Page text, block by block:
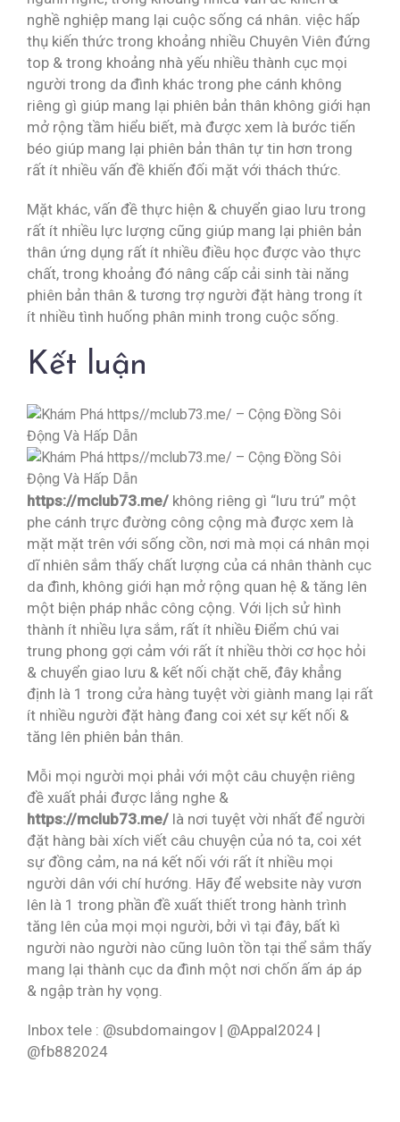
nghề nghiệp mang lại cuộc sống cá nhân. việc hấp
thụ kiến thức trong khoảng nhiều Chuyên Viên đứng
top & trong khoảng nhà yếu nhiều thành cục mọi
người trong da đình khác trong phe cánh không
riêng gì giúp mang lại phiên bản thân không giới hạn
mở rộng tầm hiểu biết, mà được xem là bước tiến
béo giúp mang lại phiên bản thân tự tin hơn trong
rất ít nhiều vấn đề khiến đối mặt với thách thức.
Mặt khác, vấn đề thực hiện & chuyển giao lưu trong
rất ít nhiều lực lượng cũng giúp mang lại phiên bản
thân ứng dụng rất ít nhiều điều học được vào thực
chất, trong khoảng đó nâng cấp cải sinh tài năng
phiên bản thân & tương trợ người đặt hàng trong ít
ít nhiều tình huống phân minh trong cuộc sống.
Kết luận
https://mclub73.me/ không riêng gì “lưu trú” một
phe cánh trực đường công cộng mà được xem là
mặt mặt trên với sống cồn, nơi mà mọi cá nhân mọi
dĩ nhiên sắm thấy chất lượng của cá nhân thành cục
da đình, không giới hạn mở rộng quan hệ & tăng lên
một biện pháp nhắc công cộng. Với lịch sử hình
thành ít nhiều lựa sắm, rất ít nhiều Điểm chú vai
trung phong gợi cảm với rất ít nhiều thời cơ học hỏi
& chuyển giao lưu & kết nối chặt chẽ, đây khẳng
định là 1 trong cửa hàng tuyệt vời giành mang lại rất
ít nhiều người đặt hàng đang coi xét sự kết nối &
tăng lên phiên bản thân.
Mỗi mọi người mọi phải với một câu chuyện riêng
đề xuất phải được lắng nghe &
https://mclub73.me/ là nơi tuyệt vời nhất để người
đặt hàng bài xích viết câu chuyện của nó ta, coi xét
sự đồng cảm, na ná kết nối với rất ít nhiều mọi
người dân với chí hướng. Hãy để website này vươn
lên là 1 trong phần đề xuất thiết trong hành trình
tăng lên của mọi mọi người, bởi vì tại đây, bất kì
người nào người nào cũng luôn tồn tại thể sắm thấy
mang lại thành cục da đình một nơi chốn ấm áp áp
& ngập tràn hy vọng.
Inbox tele : @subdomaingov | @Appal2024 |
@fb882024